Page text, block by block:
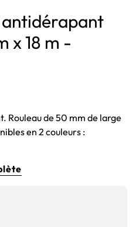
antidérapant
x 18 m -
Rouleau de 50 mm de large
en 2 couleurs :